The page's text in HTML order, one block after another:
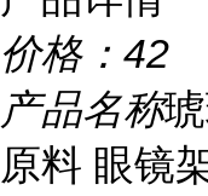
价格： 42
产品名称
原料 眼镜